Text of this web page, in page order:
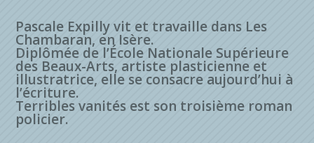
Pascale Expilly vit et travaille dans Les
Chambaran, en Isère.
Diplômée de l’École Nationale Supérieure
des Beaux-Arts, artiste plasticienne et
illustratrice, elle se consacre aujourd’hui à
l’écriture.
Terribles vanités est son troisième roman
policier.